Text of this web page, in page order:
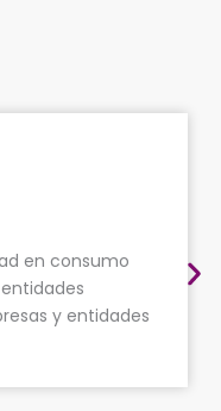
presentando
en demandas
y entidades que
comerciales que